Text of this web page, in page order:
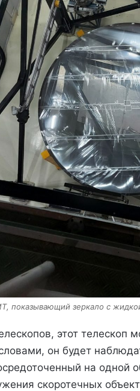
показывающий зеркало с
этот телескоп
он будет
на одной
скоротечных